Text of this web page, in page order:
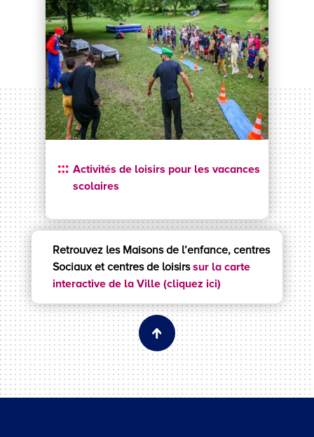
Activités de loisirs pour les vacances
scolaires
Retrouvez les Maisons de l’enfance, centres
Sociaux et centres de loisirs sur la carte
interactive de la Ville (cliquez ici)